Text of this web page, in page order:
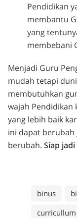
Pendidikan
membantu
yang
membebani
Menjadi Guru
mudah tetapi
membutuhkan
wajah Pendidikan
yang lebih baik
ini dapat berubah
berubah. Siap
binus
curricullum